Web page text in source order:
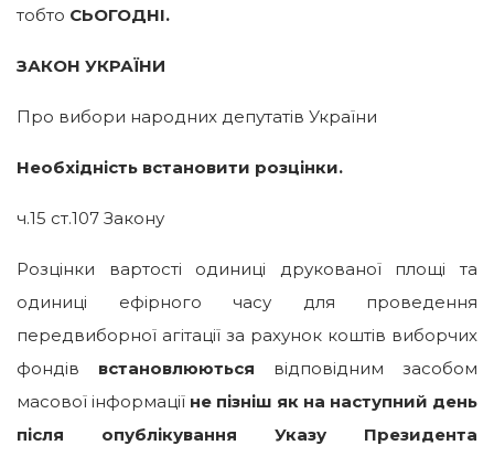
тобто СЬОГОДНІ.
ЗАКОН УКРАЇНИ
Про вибори народних депутатів України
Необхідність встановити розцінки.
ч.15 ст.107 Закону
Розцінки вартості одиниці друкованої площі та
одиниці ефірного часу для проведення
передвиборної агітації за рахунок коштів виборчих
фондів встановлюються відповідним засобом
масової інформації не пізніш як на наступний день
після опублікування Указу Президента